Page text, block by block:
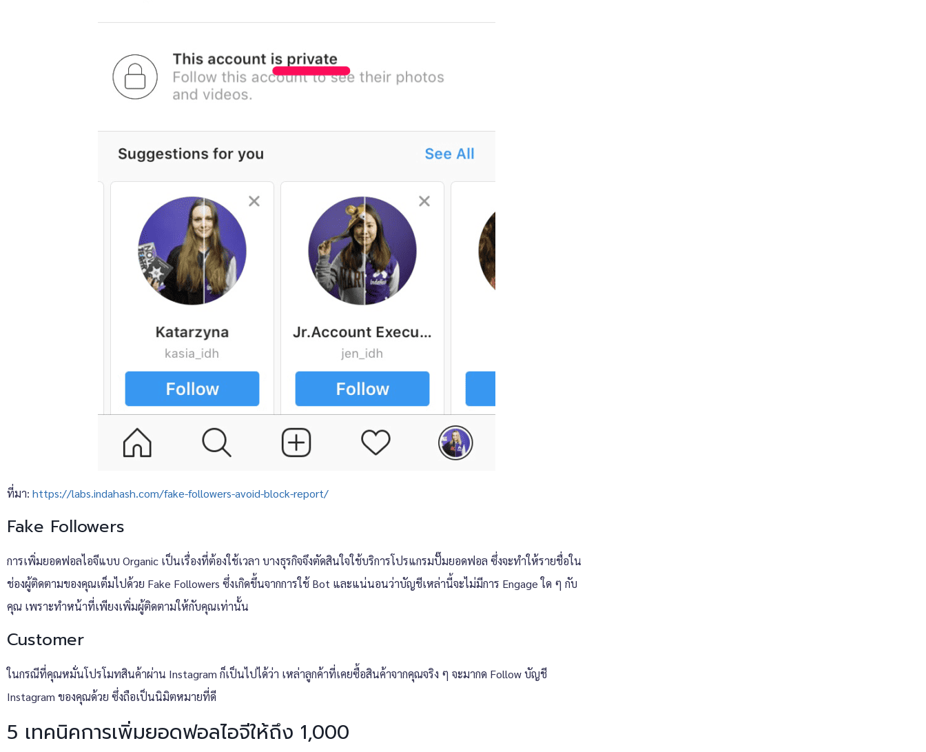
ที่มา: https://labs.indahash.com/fake-followers-avoid-block-report/
Fake Followers
การเพิ่มยอดฟอลไอจีแบบ Organic เป็นเรื่องที่ต้องใช้เวลา บางธุรกิจจึงตัดสินใจใช้บริการโปรแกรมปั๊มยอดฟอล ซึ่งจะทำให้รายชื่อใน
ช่องผู้ติดตามของคุณเต็มไปด้วย Fake Followers ซึ่งเกิดขึ้นจากการใช้ Bot และแน่นอนว่าบัญชีเหล่านี้จะไม่มีการ Engage ใด ๆ กับ
คุณ เพราะทำหน้าที่เพียงเพิ่มผู้ติดตามให้กับคุณเท่านั้น
Customer
ในกรณีที่คุณหมั่นโปรโมทสินค้าผ่าน Instagram ก็เป็นไปได้ว่า เหล่าลูกค้าที่เคยซื้อสินค้าจากคุณจริง ๆ จะมากด Follow บัญชี
Instagram ของคุณด้วย ซึ่งถือเป็นนิมิตหมายที่ดี
5 เทคนิคการเพิ่มยอดฟอลไอจีให้ถึง 1,000